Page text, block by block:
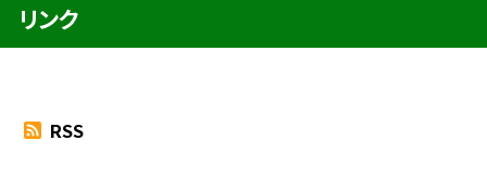
リンク
RSS